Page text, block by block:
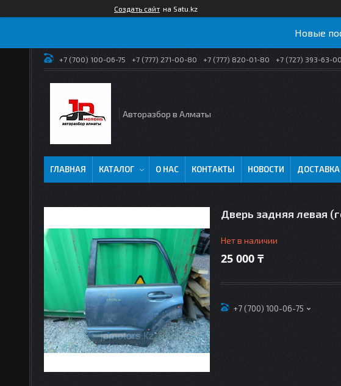
Создать сайт на Satu.kz
Новые
+7 (700) 100-06-75 +7 (777) 271-00-80 +7 (777) 820-01-80 +7 (727) 393-63-00
Авторазбор в Алматы
ГЛАВНАЯ КАТАЛОГ О НАС КОНТАКТЫ НОВОСТИ
Дверь задняя левая
Нет в наличии
25 000 ₸
+7 (700) 100-06-75